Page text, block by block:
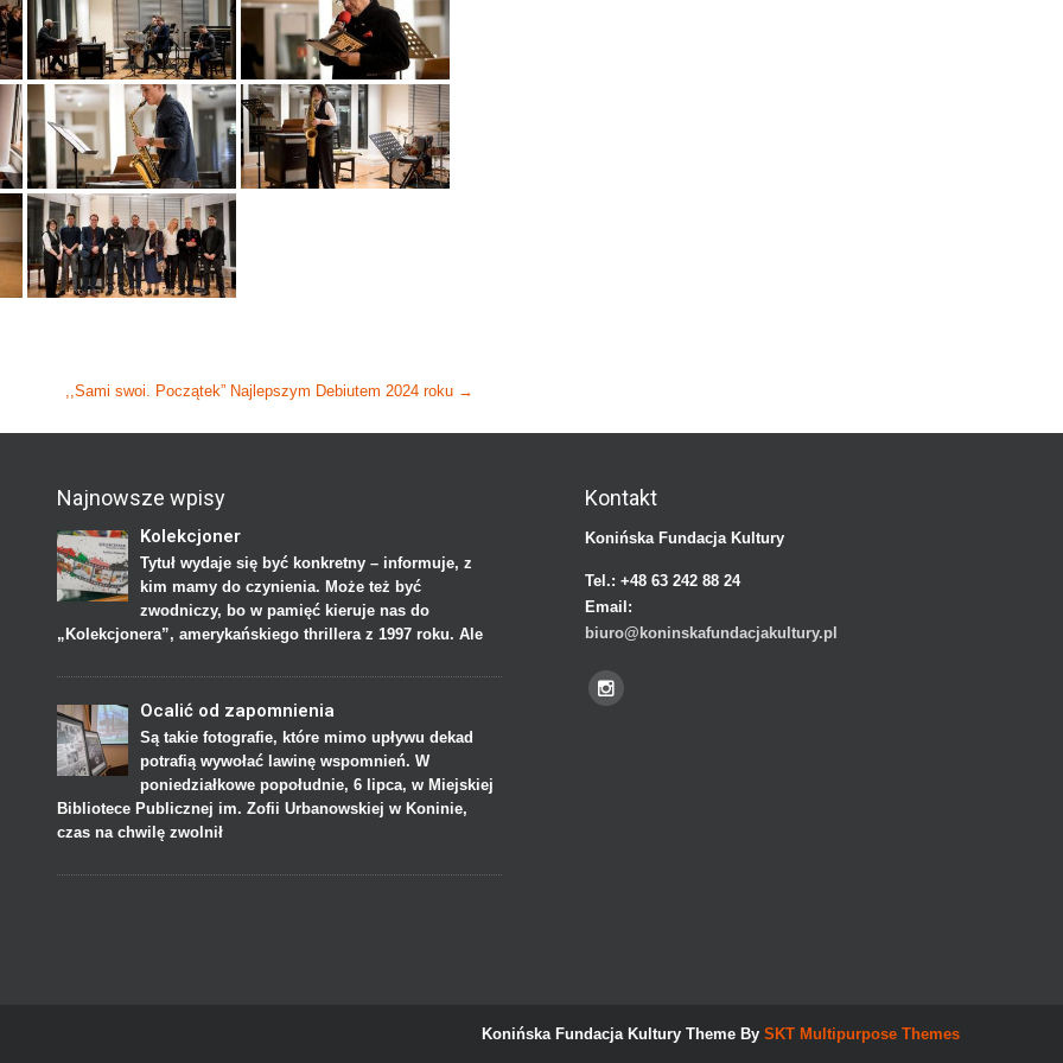
,,Sami swoi. Początek” Najlepszym Debiutem 2024 roku →
Najnowsze wpisy
Kolekcjoner
Tytuł wydaje się być konkretny – informuje, z
kim mamy do czynienia. Może też być
zwodniczy, bo w pamięć kieruje nas do
„Kolekcjonera”, amerykańskiego thrillera z 1997 roku. Ale
Ocalić od zapomnienia
Są takie fotografie, które mimo upływu dekad
potrafią wywołać lawinę wspomnień. W
poniedziałkowe popołudnie, 6 lipca, w Miejskiej
Bibliotece Publicznej im. Zofii Urbanowskiej w Koninie,
czas na chwilę zwolnił
Kontakt
Konińska Fundacja Kultury
Tel.: +48 63 242 88 24
Email:
biuro@koninskafundacjakultury.pl
Konińska Fundacja Kultury Theme By SKT Multipurpose Themes